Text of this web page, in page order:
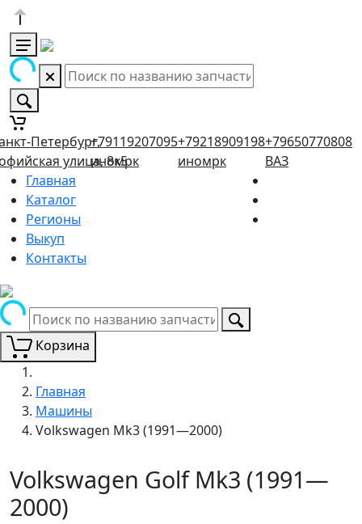
Петербург,
улица, 8к5
+79119207095
иномрк
+79218909198
иномрк
+79650770808
ВАЗ
Главная
Каталог
Регионы
Выкуп
Контакты
Корзина
Главная
Машины
Volkswagen Mk3 (1991—2000)
Volkswagen Golf Mk3 (1991—
2000)